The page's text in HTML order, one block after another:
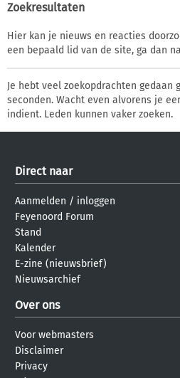
Zoekresultaten
Hier kan je nieuws en reacties
een bepaald lid van de site, ga dan
Je hebt veel zoekopdrachten gedaan
seconden. Wacht even alvorens je
indient. Leden kunnen vaker zoeken.
Direct naar
Aanmelden / inloggen
Feyenoord Forum
Stand
Kalender
E-zine (nieuwsbrief)
Nieuwsarchief
Over ons
Voor webmasters
Disclaimer
Privacy